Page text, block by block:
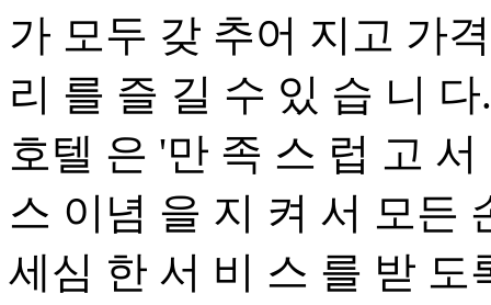
가 모두 갖 추어 지고 가
리 를 즐 길 수 있 습 니 다.
호텔 은 '만 족 스 럽 고
스 이념 을 지 켜 서 모든
세심 한 서 비 스 를 받 도